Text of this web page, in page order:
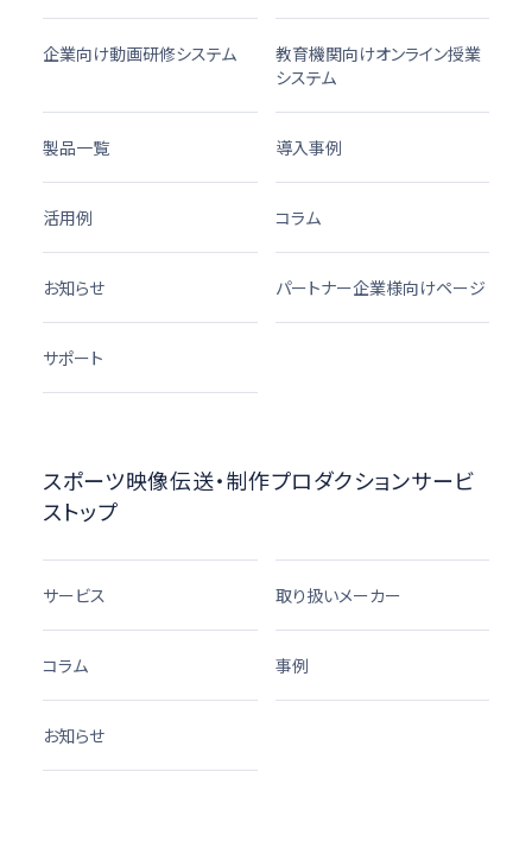
企業向け動画研修システム
教育機関向けオンライン授業
システム
製品一覧 導入事例
活用例 コラム
お知らせ パートナー企業様向けページ
サポート
スポーツ映像伝送・制作プロダクションサービ
ストップ
サービス 取り扱いメーカー
コラム 事例
お知らせ